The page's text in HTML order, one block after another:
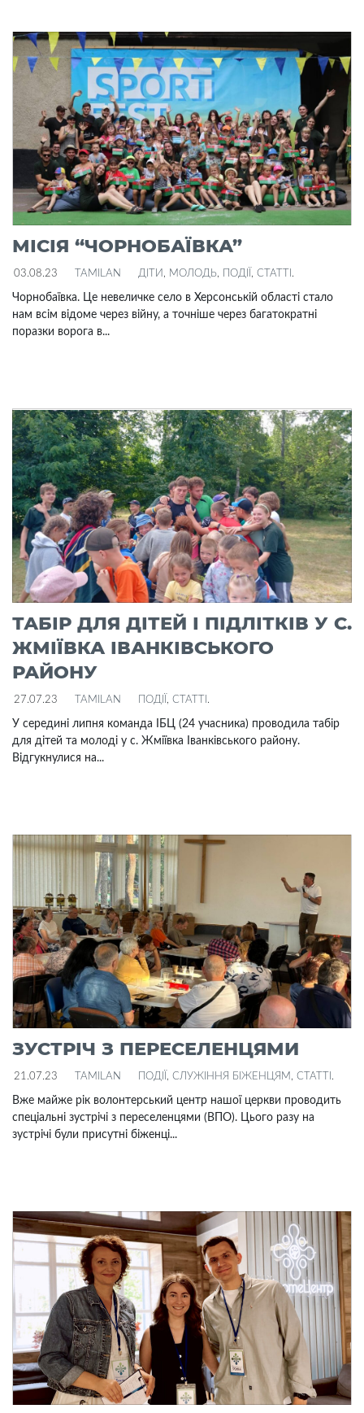
МІСІЯ “ЧОРНОБАЇВКА”
03.08.23 TAMILAN ДІТИ , МОЛОДЬ, ПОДІЇ , СТАТТІ .
Чорнобаївка. Це невеличке село в Херсонській області стало
нам всім відоме через війну, а точніше через багатократні
поразки ворога в...
ТАБІР ДЛЯ ДІТЕЙ І ПІДЛІТКІВ У С.
ЖМІЇВКА ІВАНКІВСЬКОГО
РАЙОНУ
27.07.23 TAMILAN ПОДІЇ СТАТТІ .
У середині липня команда ІБЦ (24 учасника) проводила табір
для дітей та молоді у с. Жміївка Іванківського району.
Відгукнулися на...
ЗУСТРІЧ З ПЕРЕСЕЛЕНЦЯМИ
21.07.23 TAMILAN ПОДІЇ , СЛУЖІННЯ БІЖЕНЦЯМ , СТАТТІ .
Вже майже рік волонтерський центр нашої церкви проводить
спеціальні зустрічі з переселенцями (ВПО). Цього разу на
зустрічі були присутні біженці...